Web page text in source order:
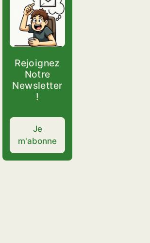
Rejoignez
Notre
Newsletter
!
Je
m'abonne